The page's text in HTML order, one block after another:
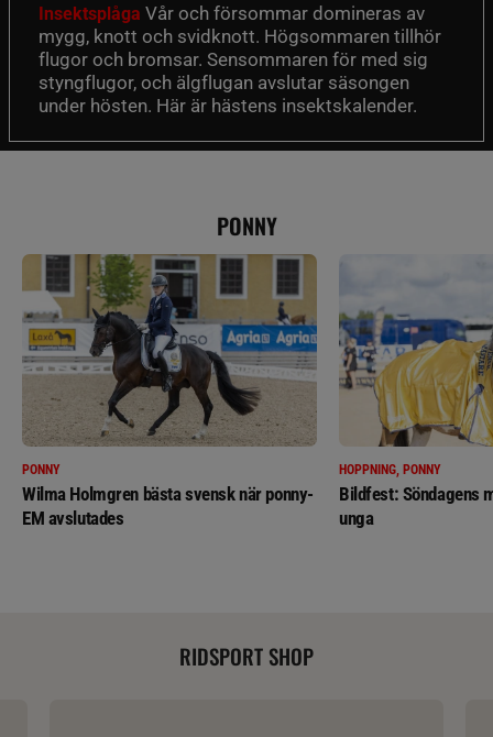
Insektsplåga Vår och försommar domineras av
mygg, knott och svidknott. Högsommaren tillhör
flugor och bromsar. Sensommaren för med sig
styngflugor, och älgflugan avslutar säsongen
under hösten. Här är hästens insektskalender.
PONNY
PONNY
Wilma Holmgren bästa svensk när ponny-
EM avslutades
HOPPNING, PONNY
Bildfest: Söndagens
unga
RIDSPORT SHOP